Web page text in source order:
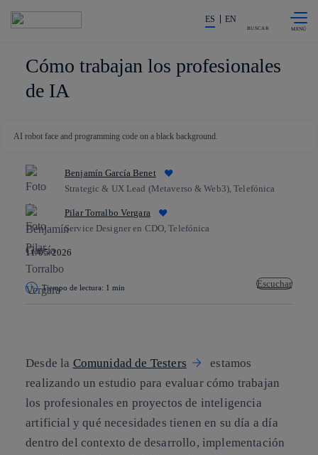
La acción en accionistas e
ES EN
BUSCAR
Cómo trabajan los profesionales
de IA
AI robot face and programming code on a black background.
Benjamín García Benet
Strategic & UX Lead (Metaverso & Web3), Telefónica
Pilar Torralbo Vergara
Service Designer en CDO, Telefónica
11/05/2026
Tiempo de lectura: 1 min Escuchar
Desde la Comunidad de Testers
estamos
realizando un estudio para evaluar cómo trabajan
los profesionales en proyectos de inteligencia
artificial y qué necesidades tienen en su día a día
dentro del contexto de desarrollo, implementación